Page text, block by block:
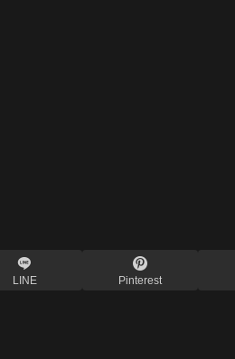
LINE Pinterest